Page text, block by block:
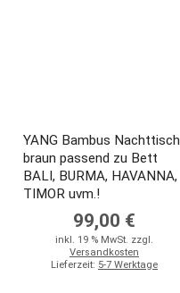
YANG Bambus Nachttisch
braun passend zu Bett
BALI, BURMA, HAVANNA,
TIMOR uvm.!
99,00 €
inkl. 19 % MwSt. zzgl.
Versandkosten
Lieferzeit: 5-7 Werktage